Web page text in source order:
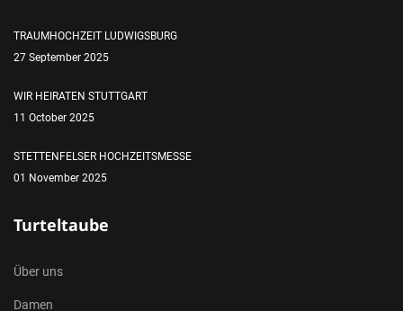
TRAUMHOCHZEIT LUDWIGSBURG
27 September 2025
WIR HEIRATEN STUTTGART
11 October 2025
STETTENFELSER HOCHZEITSMESSE
01 November 2025
Turteltaube
Über uns
Damen